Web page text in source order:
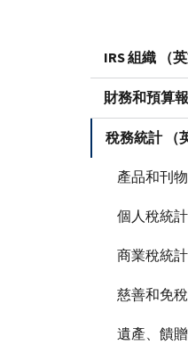
IRS 組織 （英
財務和預算
稅務統計 （
產品和刊物
個人稅統計
商業稅統計
慈善和免
遺產、饋